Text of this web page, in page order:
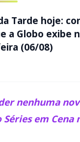
Tarde hoje:
a Globo exibe
(06/08)
nenhuma
em Cena